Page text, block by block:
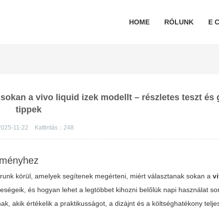
HOME RÓLUNK E
a vivo liquid izek modellt – részletes teszt és
tippek
11-22 Kattintás：248
körül, amelyek segítenek megérteni, miért választanak sokan a
és hogyan lehet a legtöbbet kihozni belőlük napi használat
akik értékelik a praktikusságot, a dizájnt és a költséghatékony